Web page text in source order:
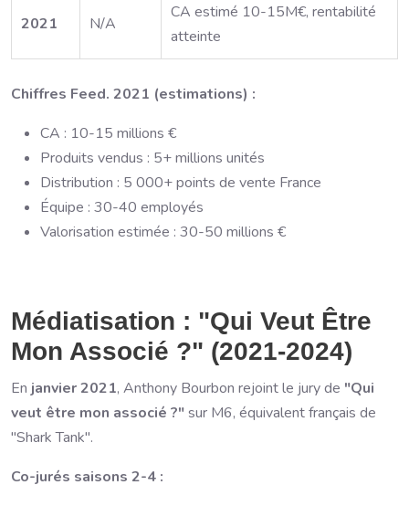
2021 N/A
CA estimé 10-15M€, rentabilité
atteinte
Chiffres Feed. 2021 (estimations) :
CA : 10-15 millions €
Produits vendus : 5+ millions unités
Distribution : 5 000+ points de vente France
Équipe : 30-40 employés
Valorisation estimée : 30-50 millions €
Médiatisation : "Qui Veut Être
Mon Associé ?" (2021-2024)
En janvier 2021, Anthony Bourbon rejoint le jury de "Qui
veut être mon associé ?"sur M6, équivalent français de
"Shark Tank".
Co-jurés saisons 2-4 :